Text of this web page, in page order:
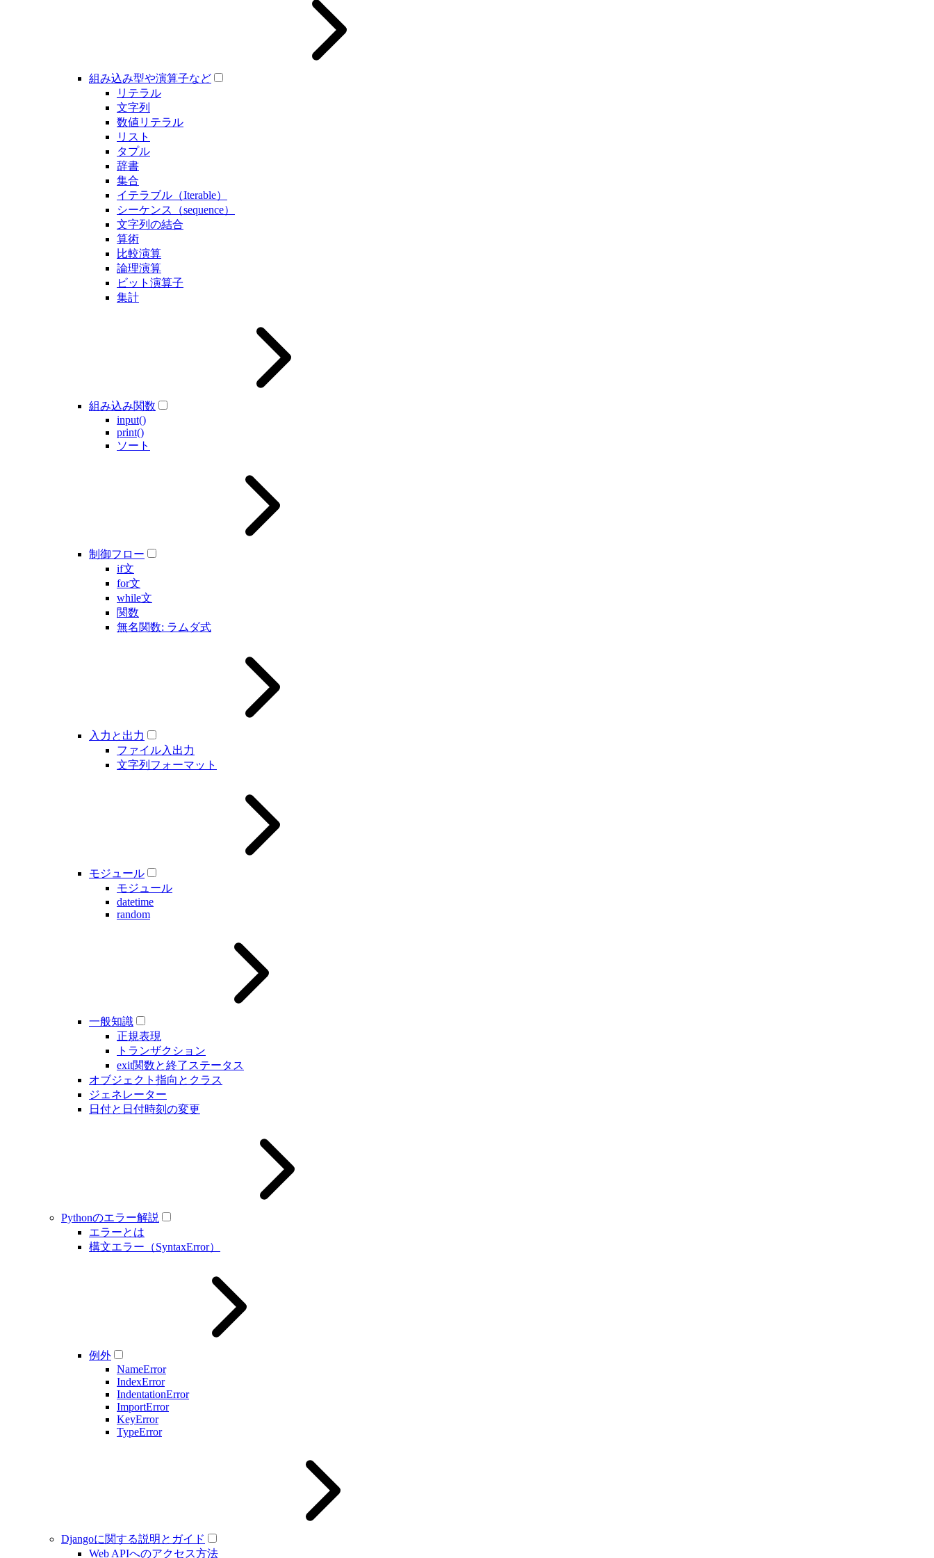
組み込み型や演算子など
リテラル
文字列
数値リテラル
リスト
タプル
辞書
集合
イテラブル（Iterable）
シーケンス（sequence）
文字列の結合
算術
比較演算
論理演算
ビット演算子
集計
組み込み関数
input()
print()
ソート
制御フロー
if文
for文
while文
関数
無名関数: ラムダ式
入力と出力
ファイル入出力
文字列フォーマット
モジュール
モジュール
datetime
random
一般知識
正規表現
トランザクション
exit関数と終了ステータス
オブジェクト指向とクラス
ジェネレーター
日付と日付時刻の変更
Pythonのエラー解説
エラーとは
構文エラー（SyntaxError）
例外
NameError
IndexError
IndentationError
ImportError
KeyError
TypeError
Djangoに関する説明とガイド
Web APIへのアクセス方法